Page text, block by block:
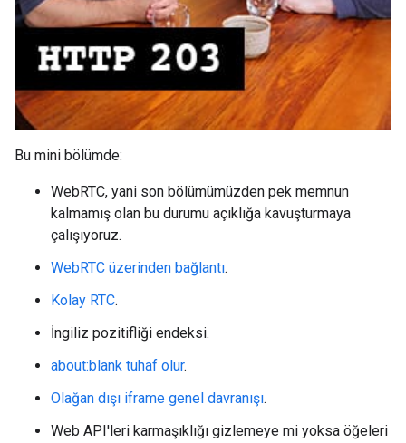
Bu mini bölümde:
WebRTC, yani son bölümümüzden pek memnun
kalmamış olan bu durumu açıklığa kavuşturmaya
çalışıyoruz.
WebRTC üzerinden bağlantı.
Kolay RTC.
İngiliz pozitifliği endeksi.
about:blank tuhaf olur.
Olağan dışı iframe genel davranışı.
Web API'leri karmaşıklığı gizlemeye mi yoksa öğeleri